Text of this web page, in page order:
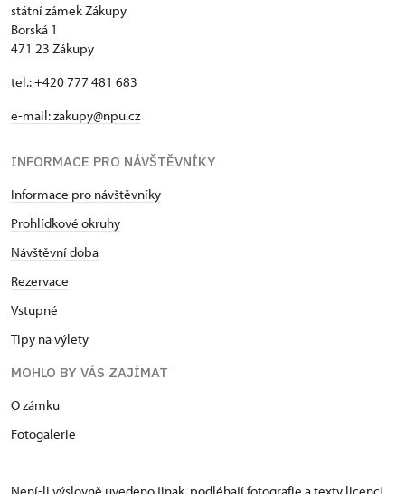
státní zámek Zákupy
Borská 1
471 23 Zákupy
tel.: +420 777 481 683
e-mail: zakupy@npu.cz
INFORMACE PRO NÁVŠTĚVNÍKY
Informace pro návštěvníky
Prohlídkové okruhy
Návštěvní doba
Rezervace
Vstupné
Tipy na výlety
MOHLO BY VÁS ZAJÍMAT
O zámku
Fotogalerie